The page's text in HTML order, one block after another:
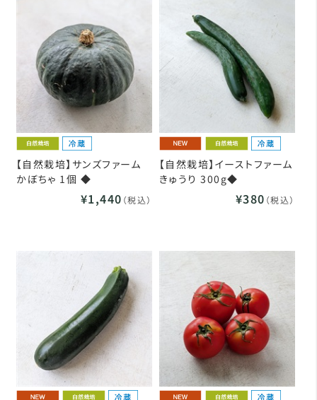
【自然栽培】サンズファーム
かぼちゃ 1個 ◆
¥1,440 （税込）
【自然栽培】イーストファーム
きゅうり 300g◆
¥380 （税込）